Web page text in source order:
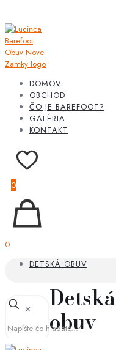
DOMOV
OBCHOD
ČO JE BAREFOOT?
GALÉRIA
KONTAKT
0
0
DETSKÁ OBUV
Detská
obuv
✕